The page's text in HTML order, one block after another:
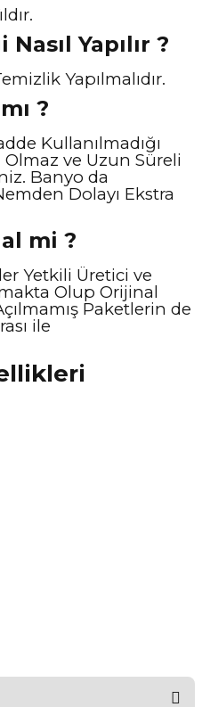
Yapılır ?
Yapılmalıdır.
?
Kullanılmadığı
ve Uzun Süreli
Banyo da
Dolayı Ekstra
mi ?
Yetkili Üretici ve
Olup Orijinal
Paketlerin de
ile